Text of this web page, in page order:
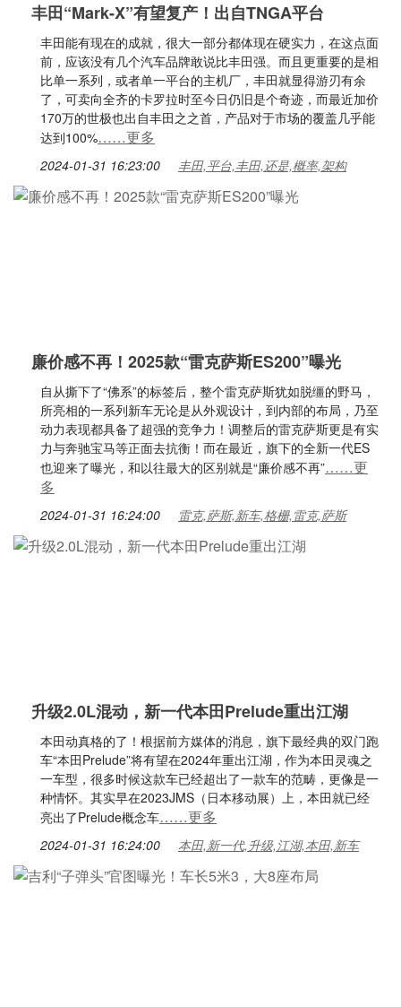
丰田“Mark-X”有望复产！出自TNGA平台
丰田能有现在的成就，很大一部分都体现在硬实力，在这点面
前，应该没有几个汽车品牌敢说比丰田强。而且更重要的是相
比单一系列，或者单一平台的主机厂，丰田就显得游刃有余
了，可卖向全齐的卡罗拉时至今日仍旧是个奇迹，而最近加价
170万的世极也出自丰田之之首，产品对于市场的覆盖几乎能
达到100%……更多
2024-01-31 16:23:00 丰田,平台,丰田,还是,概率,架构
廉价感不再！2025款“雷克萨斯ES200”曝光
自从撕下了“佛系”的标签后，整个雷克萨斯犹如脱缰的野马，
所亮相的一系列新车无论是从外观设计，到内部的布局，乃至
动力表现都具备了超强的竞争力！调整后的雷克萨斯更是有实
力与奔驰宝马等正面去抗衡！而在最近，旗下的全新一代ES
也迎来了曝光，和以往最大的区别就是“廉价感不再”……更
多
2024-01-31 16:24:00 雷克,萨斯,新车,格栅,雷克,萨斯
升级2.0L混动，新一代本田Prelude重出江湖
本田动真格的了！根据前方媒体的消息，旗下最经典的双门跑
车“本田Prelude”将有望在2024年重出江湖，作为本田灵魂之
一车型，很多时候这款车已经超出了一款车的范畴，更像是一
种情怀。其实早在2023JMS（日本移动展）上，本田就已经
亮出了Prelude概念车……更多
2024-01-31 16:24:00 本田,新一代,升级,江湖,本田,新车